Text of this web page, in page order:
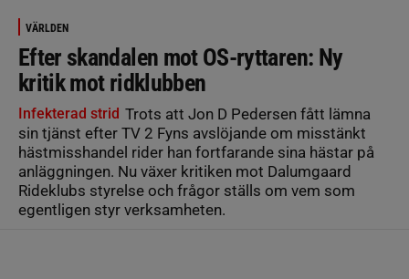
VÄRLDEN
Efter skandalen mot OS-ryttaren: Ny
kritik mot ridklubben
Infekterad strid Trots att Jon D Pedersen fått lämna
sin tjänst efter TV 2 Fyns avslöjande om misstänkt
hästmisshandel rider han fortfarande sina hästar på
anläggningen. Nu växer kritiken mot Dalumgaard
Rideklubs styrelse och frågor ställs om vem som
egentligen styr verksamheten.